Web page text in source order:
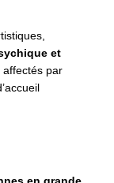
et
affectés par